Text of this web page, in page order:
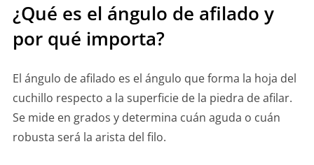
¿Qué es el ángulo de afilado y
por qué importa?
El ángulo de afilado es el ángulo que forma la hoja del
cuchillo respecto a la superficie de la piedra de afilar.
Se mide en grados y determina cuán aguda o cuán
robusta será la arista del filo.